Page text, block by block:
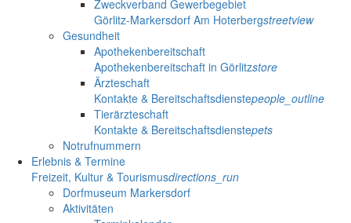
Zweckverband Gewerbegebiet
Görlitz-Markersdorf Am Hoterbergstreetview
Gesundheit
Apothekenbereitschaft
Apothekenbereitschaft in Görlitzstore
Ärzteschaft
Kontakte & Bereitschaftsdienstepeople_outline
Tierärzteschaft
Kontakte & Bereitschaftsdienstepets
Notrufnummern
Erlebnis & Termine
Freizeit, Kultur & Tourismusdirections_run
Dorfmuseum Markersdorf
Aktivitäten